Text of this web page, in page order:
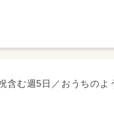
含む週5日／おうちのよ